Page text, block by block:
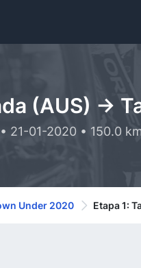
(AUS) ->
21-01-2020 • 150.0
Under 2020 Etapa 1: